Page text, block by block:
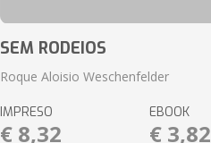
SEM RODEIOS
Roque Aloisio Weschenfelder
IMPRESO
€ 8,32
EBOOK
€ 3,82